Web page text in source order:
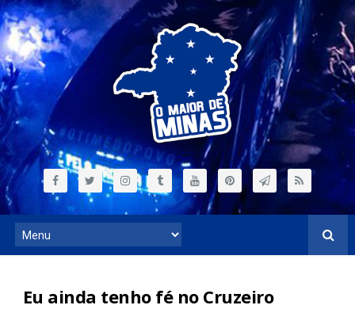
Eu ainda tenho fé no Cruzeiro